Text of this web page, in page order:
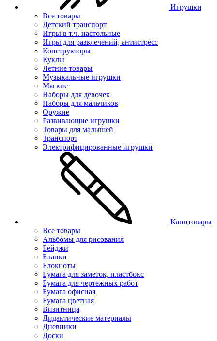
Игрушки
Все товары
Детский транспорт
Игры в т.ч. настольные
Игры для развлечений, антистресс
Конструкторы
Куклы
Летние товары
Музыкальные игрушки
Мягкие
Наборы для девочек
Наборы для мальчиков
Оружие
Развивающие игрушки
Товары для малышей
Транспорт
Электрифицированные игрушки
Канцтовары
Все товары
Альбомы для рисования
Бейджи
Бланки
Блокноты
Бумага для заметок, пластбокс
Бумага для чертежных работ
Бумага офисная
Бумага цветная
Визитница
Дидактические материалы
Дневники
Доски